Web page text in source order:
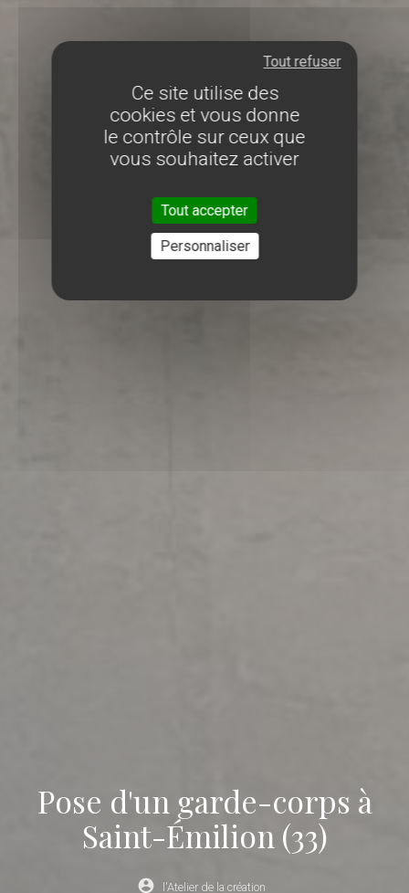
Pose d'un garde-corps à
Saint-Émilion (33)
account_circle l'Atelier de la création
Ce site utilise des
cookies et vous donne
le contrôle sur ceux que
vous souhaitez activer
Tout accepter
Tout refuser
Personnaliser